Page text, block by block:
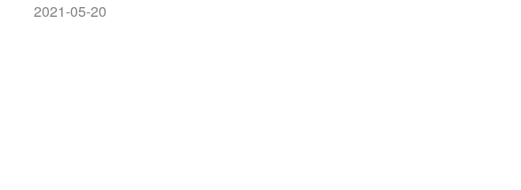
2021-05-20